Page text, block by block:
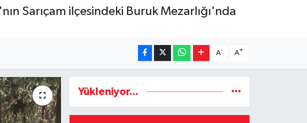
Sarıçam ilçesindeki Buruk Mezarlığı'nda
A- A+
Yükleniyor...